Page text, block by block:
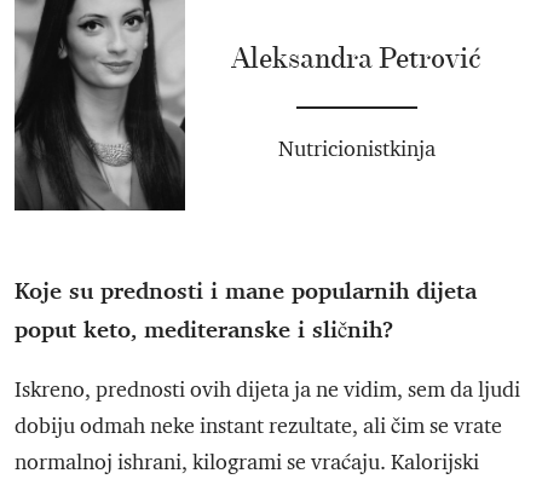
Aleksandra Petrović
Nutricionistkinja
Koje su prednosti i mane popularnih dijeta
poput keto, mediteranske i sličnih?
Iskreno, prednosti ovih dijeta ja ne vidim, sem da ljudi
dobiju odmah neke instant rezultate, ali čim se vrate
normalnoj ishrani, kilogrami se vraćaju. Kalorijski